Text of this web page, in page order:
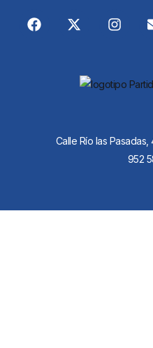
Calle Río las
952